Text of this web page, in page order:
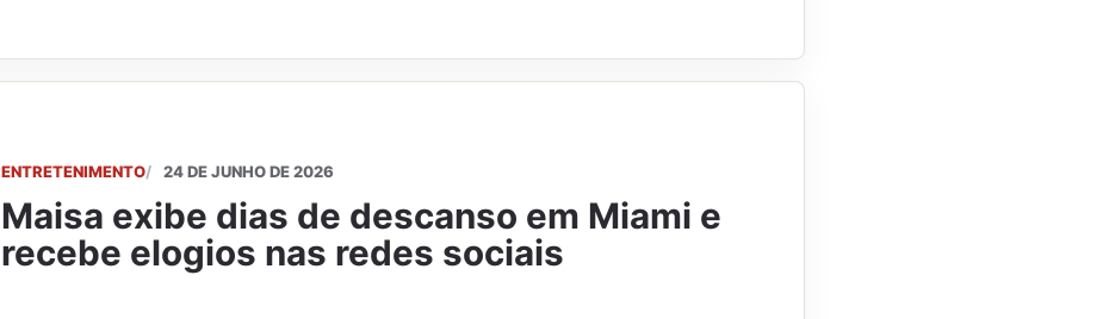
ENTRETENIMENTO 24 DE JUNHO DE 2026
Maisa exibe dias de descanso em Miami e
recebe elogios nas redes sociais